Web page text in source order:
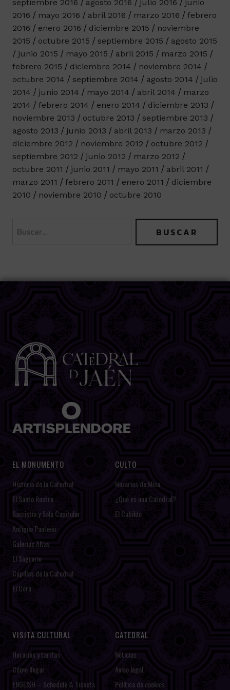
septiembre 2016
agosto 2016 julio 2016
junio
2016
mayo 2016 abril 2016 marzo 2016
febrero
2016
enero 2016 diciembre 2015
noviembre
2015
octubre 2015 septiembre 2015
agosto 2015
junio 2015
mayo 2015 abril 2015
marzo 2015
febrero 2015
diciembre 2014
noviembre 2014
octubre 2014
septiembre 2014 agosto 2014
julio
2014
junio 2014 mayo 2014 abril 2014
marzo
2014
febrero 2014 enero 2014
diciembre 2013
noviembre 2013
octubre 2013
septiembre 2013
agosto 2013
junio 2013 abril 2013
marzo 2013
diciembre 2012
noviembre 2012
octubre 2012
septiembre 2012
junio 2012
marzo 2012
octubre 2011
junio 2011 mayo 2011
abril 2011
marzo 2011
febrero 2011 enero 2011
diciembre
2010
noviembre 2010 octubre 2010
EL MONUMENTO
Historia de la Catedral
El Santo Rostro
Sacristía y Sala Capitular
Antiguo Panteón
Galerías Altas
El Sagrario
Capillas de la Catedral
El Coro
CULTO
Horarios de Misa
¿Qué es una Catedral?
El Cabildo
VISITA CULTURAL
Horarios y tarifas
Cómo llegar
ENGLISH – Schedule & Tickets
CATEDRAL
Noticias
Aviso legal
Política de cookies